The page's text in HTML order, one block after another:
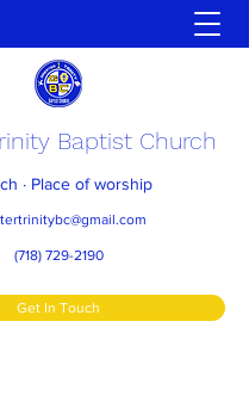
Baptist Church
· Place of worship
(718) 729-2190
Get In Touch